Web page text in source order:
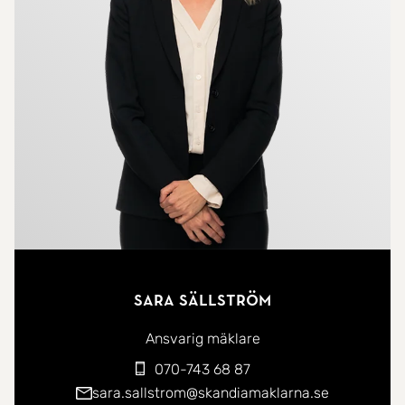
Det luftiga vardagsrummet rymmer både soffgrupp
och matplats och har en öppen, social känsla mot
det stilrena köket. Köket erbjuder generösa
arbetsytor, bra skåpförvaring och en komplett
maskinpark - här finns allt du behöver för både
vardag och helg.
Sovrummet har plats för dubbelsäng och erbjuder
en lugn och rogivande miljö. Förvaringen är
din stil. Planlösningen är genomtänkt och skapar
ett naturligt flöde mellan rummen.
Det helkaklade badrummet är rymligt och utrustat
Sara Sällström
Ansvarig mäklare
070-743 68 87
sara.sallstrom@skandiamaklarna.se